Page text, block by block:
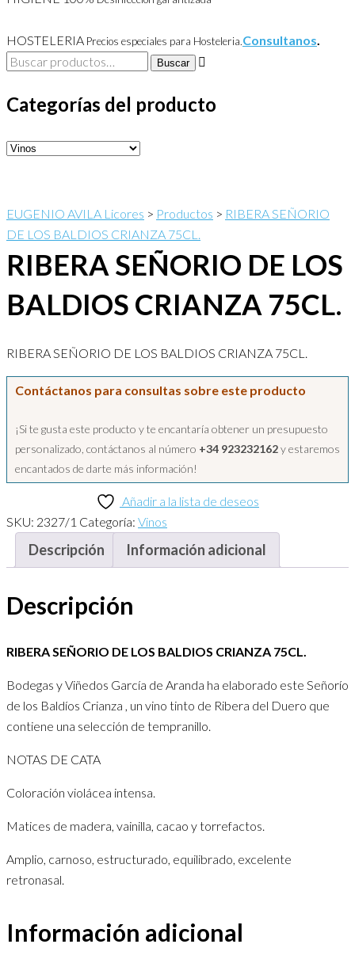
HOSTELERIA Precios especiales para Hosteleria.Consultanos.
Buscar
Buscar
Categorías del producto
EUGENIO AVILA Licores > Productos > RIBERA SEÑORIO
DE LOS BALDIOS CRIANZA 75CL.
RIBERA SEÑORIO DE LOS
BALDIOS CRIANZA 75CL.
RIBERA SEÑORIO DE LOS BALDIOS CRIANZA 75CL.
Contáctanos para consultas sobre este producto
¡Si te gusta este producto y te encantaría obtener un presupuesto
personalizado, contáctanos al número +34 923232162y estaremos
encantados de darte más información!
Añadir a la lista de deseos
SKU: 2327/1 Categoría: Vinos
Descripción Información adicional
Descripción
RIBERA SEÑORIO DE LOS BALDIOS CRIANZA 75CL.
Bodegas y Viñedos García de Aranda ha elaborado este Señorío
de los Baldíos Crianza , un vino tinto de Ribera del Duero que
contiene una selección de tempranillo.
NOTAS DE CATA
Coloración violácea intensa.
Matices de madera, vainilla, cacao y torrefactos.
Amplio, carnoso, estructurado, equilibrado, excelente
retronasal.
Información adicional